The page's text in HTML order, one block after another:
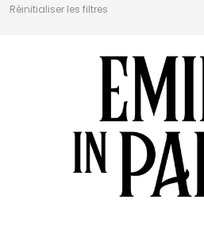
Réinitialiser les filtres